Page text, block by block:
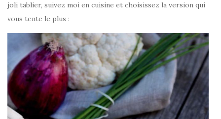
joli tablier, suivez moi en cuisine et choisissez la version qui
vous tente le plus :